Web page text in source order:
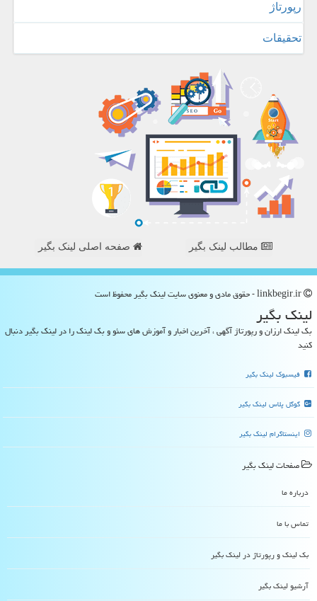
رپورتاژ
تحقیقات
مطالب لینک بگیر صفحه اصلی لینک بگیر
لینك بگیر
بک لینک ارزان و رپورتاژ آگهی ، آخرین اخبار و آموزش های سئو و بک لینک را در لینک بگیر دنبال
کنید
فیسبوک لینک بگیر
گوگل پلاس لینک بگیر
اینستاگرام لینک بگیر
صفحات لینك بگیر
درباره ما
تماس با ما
بک لینک و رپورتاژ در لینك بگیر
آرشیو لینك بگیر